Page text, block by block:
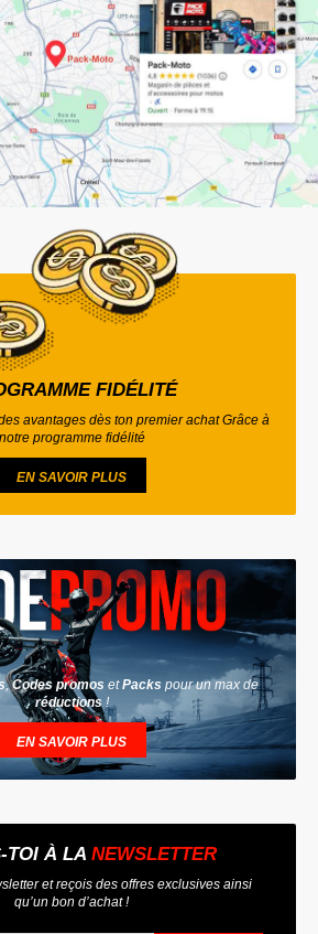
FIDÉLITÉ
avantages dès ton premier achat Grâce à
notre programme fidélité
EN SAVOIR PLUS
,Codes promos etPacks pour un max de
réductions !
EN SAVOIR PLUS
TOI À LA NEWSLETTER
et reçois des offres exclusives ainsi
qu’un bon d’achat !